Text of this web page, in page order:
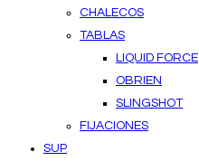
CHALECOS
TABLAS
LIQUID FORCE
OBRIEN
SLINGSHOT
FIJACIONES
SUP